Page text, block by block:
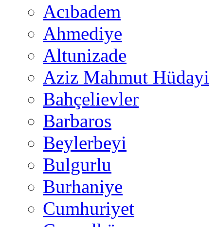
Acıbadem
Ahmediye
Altunizade
Aziz Mahmut Hüdayi
Bahçelievler
Barbaros
Beylerbeyi
Bulgurlu
Burhaniye
Cumhuriyet